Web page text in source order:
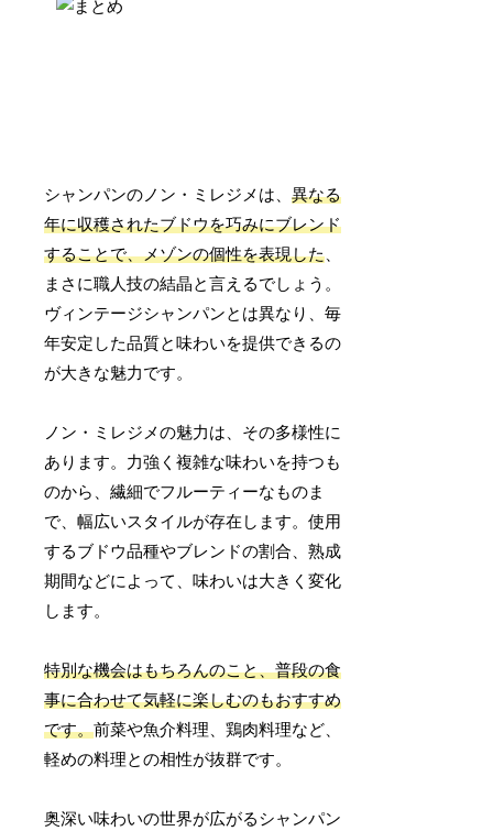
シャンパンのノン・ミレジメは、異なる
年に収穫されたブドウを巧みにブレンド
することで、メゾンの個性を表現した、
まさに職人技の結晶と言えるでしょう。
ヴィンテージシャンパンとは異なり、毎
年安定した品質と味わいを提供できるの
が大きな魅力です。
ノン・ミレジメの魅力は、その多様性に
あります。力強く複雑な味わいを持つも
のから、繊細でフルーティーなものま
で、幅広いスタイルが存在します。使用
するブドウ品種やブレンドの割合、熟成
期間などによって、味わいは大きく変化
します。
特別な機会はもちろんのこと、普段の食
事に合わせて気軽に楽しむのもおすすめ
です。前菜や魚介料理、鶏肉料理など、
軽めの料理との相性が抜群です。
奥深い味わいの世界が広がるシャンパン